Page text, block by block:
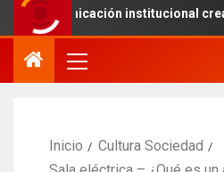
institucional creativa:
Inicio
Cultura Sociedad